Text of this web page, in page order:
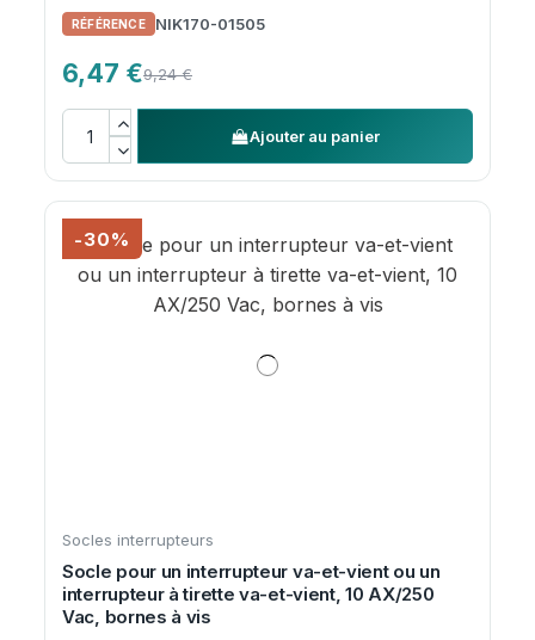
NIK170-01505
6,47 €9,24 €
Ajouter au panier
-30%
Socles interrupteurs
Socle pour un interrupteur va-et-vient ou un
interrupteur à tirette va-et-vient, 10 AX/250
Vac, bornes à vis